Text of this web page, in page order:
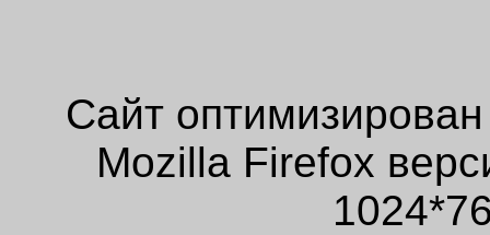
Сайт
Mozilla Firefox